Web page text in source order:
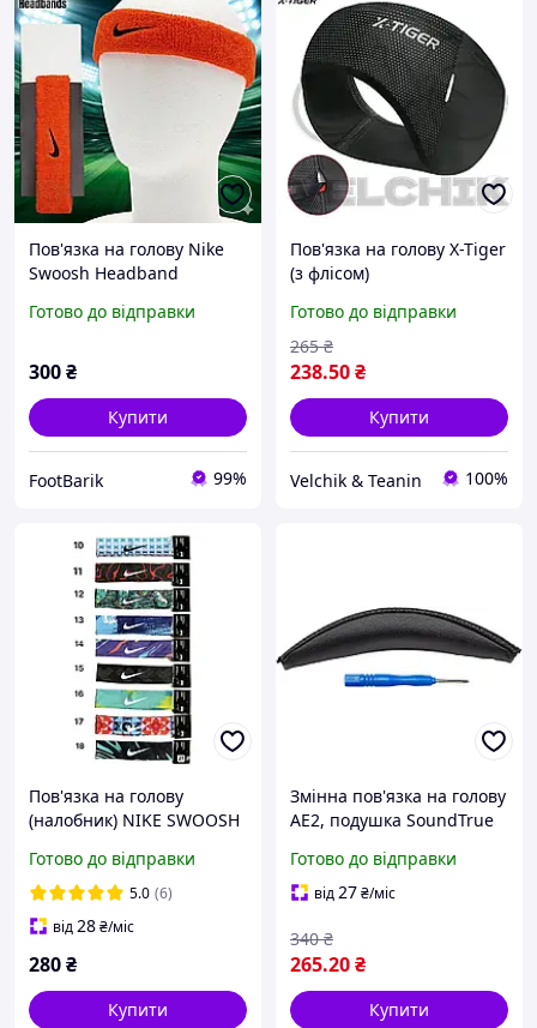
Пов'язка на голову Nike
Swoosh Headband
(N.NN.07.816.OS) Махрова
бігу та тенісу
Готово до відправки
300₴
Купити
FootBarik 99%
Пов'язка на голову X-Tiger
(з флісом)
Готово до відправки
238.50₴
265 ₴
Купити
Velchik & Teanin 100%
Пов'язка на голову
(налобник) NIKE SWOOSH
Готово до відправки
5.0 (6)
від28₴/міс
280₴
Купити
Змінна пов'язка на голову
AE2, подушка SoundTrue
Готово до відправки
від27₴/міс
265.20₴
340 ₴
Купити